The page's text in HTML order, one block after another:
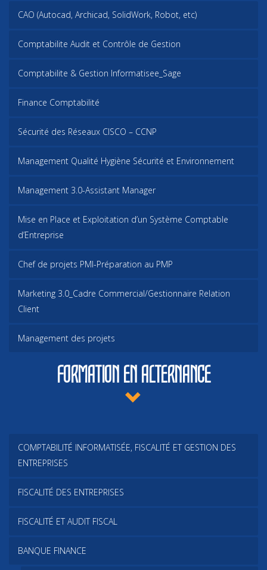
CAO (Autocad, Archicad, SolidWork, Robot, etc)
Comptabilite Audit et Contrôle de Gestion
Comptabilite & Gestion Informatisee_Sage
Finance Comptabilité
Sécurité des Réseaux CISCO – CCNP
Management Qualité Hygiène Sécurité et Environnement
Management 3.0-Assistant Manager
Mise en Place et Exploitation d’un Système Comptable
d’Entreprise
Chef de projets PMI-Préparation au PMP
Marketing 3.0_Cadre Commercial/Gestionnaire Relation
Client
Management des projets
FORMATION EN ALTERNANCE
COMPTABILITÉ INFORMATISÉE, FISCALITÉ ET GESTION DES
ENTREPRISES
FISCALITÉ DES ENTREPRISES
FISCALITÉ ET AUDIT FISCAL
BANQUE FINANCE